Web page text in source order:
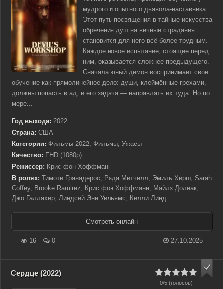
мудрого и опытного дьявола-наставника.
Этот путь посвящения в тайные искусства
обречения душ на вечные страдания
становится для него всё более трудным.
Каждое новое испытание, стоящее перед
ним, оказывается сложнее предыдущего.
Сначала юный демон воспринимает своё
обучение как прямолинейное дело: души, клеймённые грехами,
должны попасть в ад, и его задача — направлять их туда. Но по
мере...
Год выхода: 2022
Страна: США
Категории: Фильмы 2022, Фильмы, Ужасы
Качество: FHD (1080p)
Режиссер: Крис фон Хоффманн
В ролях: Тимоти Гранадерос, Рада Митчелл, Эмиль Хирш, Sarah
Coffey, Brooke Ramirez, Крис фон Хоффманн, Майлз Долеак,
Джо Галлахер, Линдсей Энн Уильямс, Келли Линд
Смотреть онлайн
16 0 27.10.2025
Сердце (2022)
0/5 (голосов)